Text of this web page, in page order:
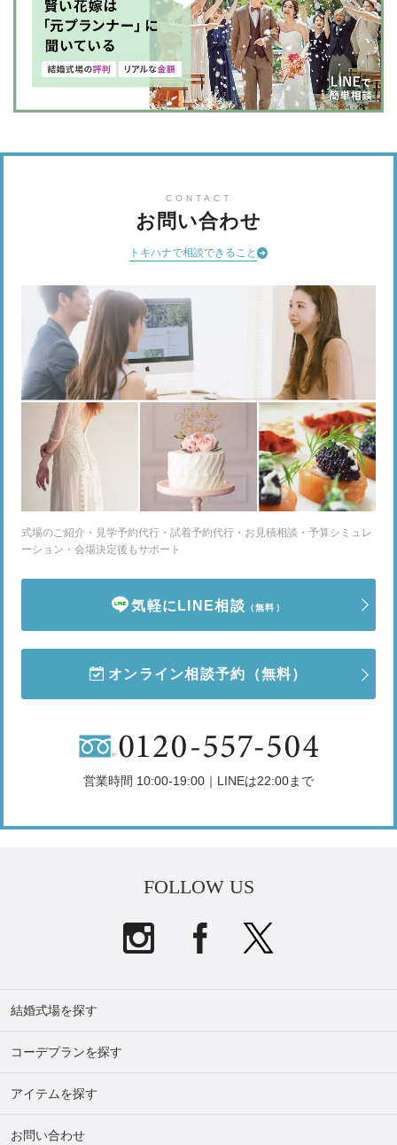
CONTACT
お問い合わせ
トキハナで相談できること
式場のご紹介・見学予約代行・試着予約代行・お見積相談・予算シミュレ
ーション・会場決定後もサポート
気軽にLINE相談 （無料）
オンライン相談予約 （無料）
営業時間 10:00-19:00｜LINEは22:00まで
FOLLOW US
結婚式場を探す
コーデプランを探す
アイテムを探す
お問い合わせ